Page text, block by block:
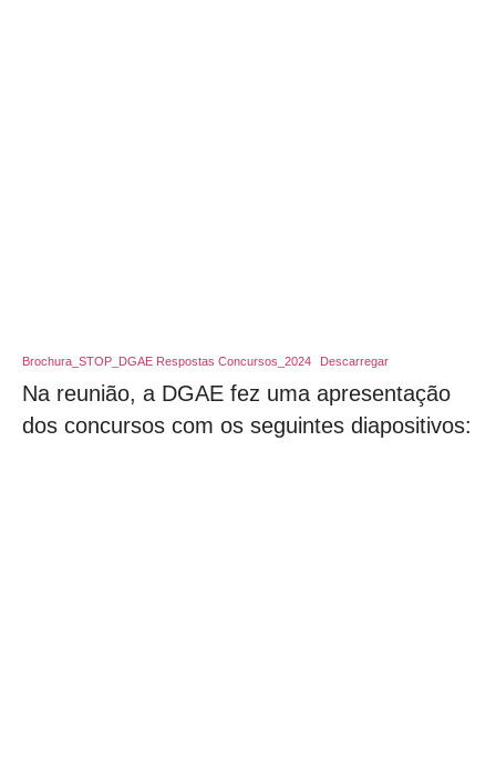
Brochura_STOP_DGAE Respostas Concursos_2024 Descarregar
Na reunião, a DGAE fez uma apresentação
dos concursos com os seguintes diapositivos: